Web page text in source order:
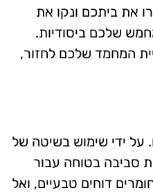
את ביתכם ונקו את
שלכם ביסודיות.
עבור חיית המחמד שלכם לחזור,
על ידי שימוש בשיטה של
סביבה בטוחה עבור
דוחים טבעיים, ואל